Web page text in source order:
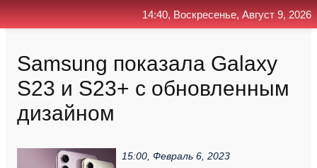
Samsung показала Galaxy
S23 и S23+ с обновленным
дизайном
15:00, Февраль 6, 2023
14:40, Воскресенье, Август 9, 2026